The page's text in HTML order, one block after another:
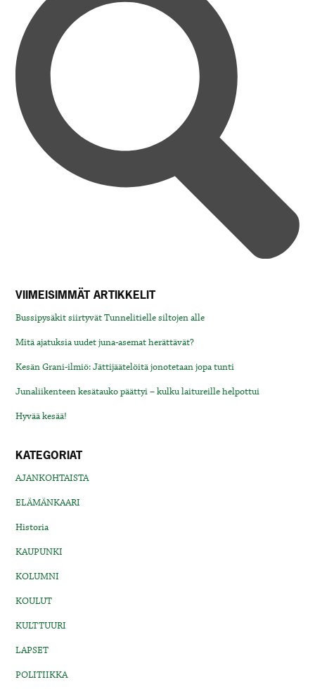
VIIMEISIMMÄT ARTIKKELIT
Bussipysäkit siirtyvät Tunnelitielle siltojen alle
Mitä ajatuksia uudet juna-asemat herättävät?
Kesän Grani-ilmiö: Jättijäätelöitä jonotetaan jopa tunti
Junaliikenteen kesätauko päättyi – kulku laitureille helpottui
Hyvää kesää!
KATEGORIAT
AJANKOHTAISTA
ELÄMÄNKAARI
Historia
KAUPUNKI
KOLUMNI
KOULUT
KULTTUURI
LAPSET
POLITIIKKA